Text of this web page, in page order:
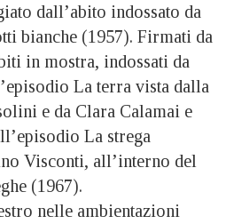
dall’abito indossato da
bianche (1957). Firmati da
in mostra, indossati da
La terra vista dalla
e da Clara Calamai e
La strega
Visconti, all’interno del
(1967).
nelle ambientazioni